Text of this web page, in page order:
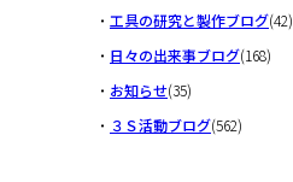
・ 工具の研究と製作ブログ(42)
・ 日々の出来事ブログ(168)
・ お知らせ(35)
・ ３Ｓ活動ブログ(562)